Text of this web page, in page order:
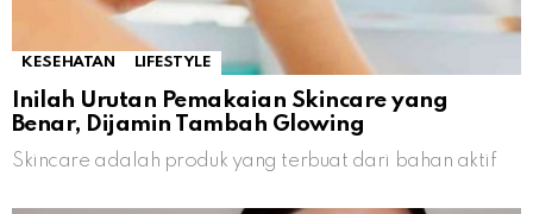
KESEHATAN LIFESTYLE
Inilah Urutan Pemakaian Skincare yang
Benar, Dijamin Tambah Glowing
Skincare adalah produk yang terbuat dari bahan aktif